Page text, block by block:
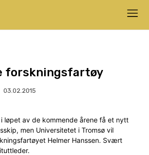
forskningsfartøy
03.02.2015
løpet av de kommende årene få et nytt
men Universitetet i Tromsø vil
Helmer Hanssen. Svært